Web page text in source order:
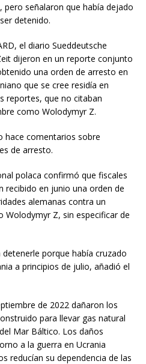
señalaron que había dejado
detenido.
el diario Sueddeutsche
dijeron en un reporte conjunto
una orden de arresto en
que se cree residía en
reportes, que no citaban
como Wolodymyr Z.
hace comentarios sobre
de arresto.
polaca confirmó que fiscales
recibido en junio una orden de
alemanas contra un
Wolodymyr Z, sin especificar de
porque había cruzado
a principios de julio, añadió el
de 2022 dañaron los
para llevar gas natural
Mar Báltico. Los daños
a la guerra en Ucrania
reducían su dependencia de las